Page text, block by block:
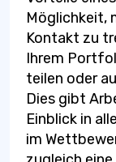
Möglichkeit,
Kontakt zu
Ihrem
teilen oder
Dies gibt
Einblick in
im